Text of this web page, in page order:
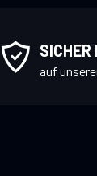
i
e
auf